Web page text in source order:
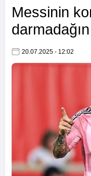
Messinin
20.07.2025 - 12:02